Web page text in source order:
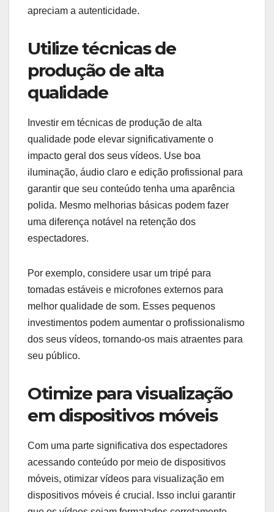
apreciam a autenticidade.
Utilize técnicas de
produção de alta
qualidade
Investir em técnicas de produção de alta
qualidade pode elevar significativamente o
impacto geral dos seus vídeos. Use boa
iluminação, áudio claro e edição profissional para
garantir que seu conteúdo tenha uma aparência
polida. Mesmo melhorias básicas podem fazer
uma diferença notável na retenção dos
espectadores.
Por exemplo, considere usar um tripé para
tomadas estáveis e microfones externos para
melhor qualidade de som. Esses pequenos
investimentos podem aumentar o profissionalismo
dos seus vídeos, tornando-os mais atraentes para
seu público.
Otimize para visualização
em dispositivos móveis
Com uma parte significativa dos espectadores
acessando conteúdo por meio de dispositivos
móveis, otimizar vídeos para visualização em
dispositivos móveis é crucial. Isso inclui garantir